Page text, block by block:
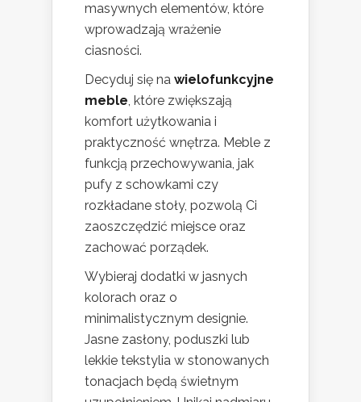
masywnych elementów, które
wprowadzają wrażenie
ciasności.
Decyduj się na wielofunkcyjne
meble, które zwiększają
komfort użytkowania i
praktyczność wnętrza. Meble z
funkcją przechowywania, jak
pufy z schowkami czy
rozkładane stoły, pozwolą Ci
zaoszczędzić miejsce oraz
zachować porządek.
Wybieraj dodatki w jasnych
kolorach oraz o
minimalistycznym designie.
Jasne zasłony, poduszki lub
lekkie tekstylia w stonowanych
tonacjach będą świetnym